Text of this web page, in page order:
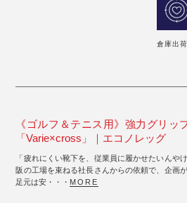
倉庫出
《ゴルフ＆テニス用》強力グリッ
「Varie×cross」｜エコノレッグ
「疲れにくい靴下を、従業員に履かせたいんや
阪の工場を束ねる社長さんからの依頼で、企画
足元は安・・・ MORE